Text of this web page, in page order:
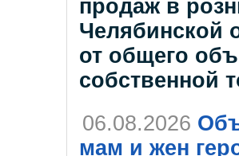
продаж в
Челябинской
от общего
собственной
06.08.2026
мам и жен